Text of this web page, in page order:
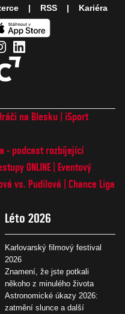
na Blesku
iSport
- podcast rozbíjející
ONLINE
Eventový
vs. Pudilová
Chance Liga
Léto 2026
Karlovarský filmový festival
2026
Znamení, že jste potkali
někoho z minulého života
Astronomické úkazy 2026:
zatmění slunce a další
RSS Kariéra